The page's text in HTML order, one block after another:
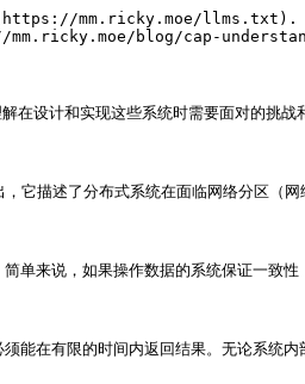
mm.ricky.moe/llms.txt).
blog/cap-
在设计和实现这些系统时需要面对的挑战
描述了分布式系统在面临网络分区（网
单来说，如果操作数据的系统保证一致性
在有限的时间内返回结果。无论系统内